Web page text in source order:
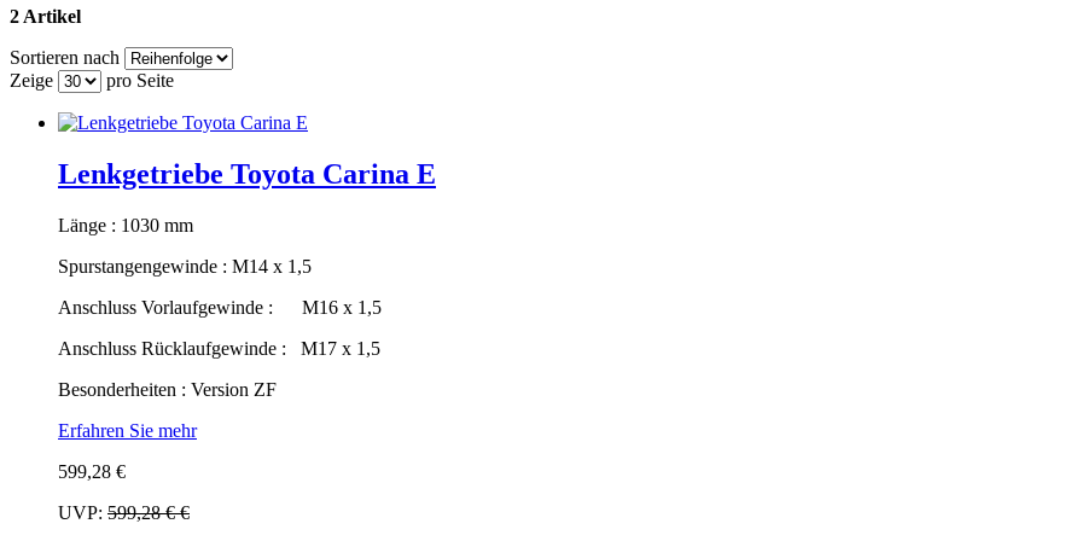
2 Artikel
Sortieren nach
Zeige
pro Seite
Lenkgetriebe Toyota Carina E
Länge : 1030 mm
Spurstangengewinde : M14 x 1,5
Anschluss Vorlaufgewinde : M16 x 1,5
Anschluss Rücklaufgewinde : M17 x 1,5
Besonderheiten : Version ZF
Erfahren Sie mehr
599,28 €
UVP: 599,28 €€